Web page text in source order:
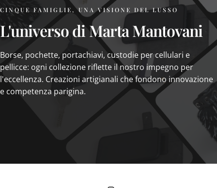
CINQUE FAMIGLIE, UNA VISIONE DEL LUSSO
L'universodi Marta Mantovani
Borse, pochette, portachiavi, custodie per cellulari e
pellicce: ogni collezione riflette il nostro impegno per
l'eccellenza. Creazioni artigianali che fondono innovazione
e competenza parigina.